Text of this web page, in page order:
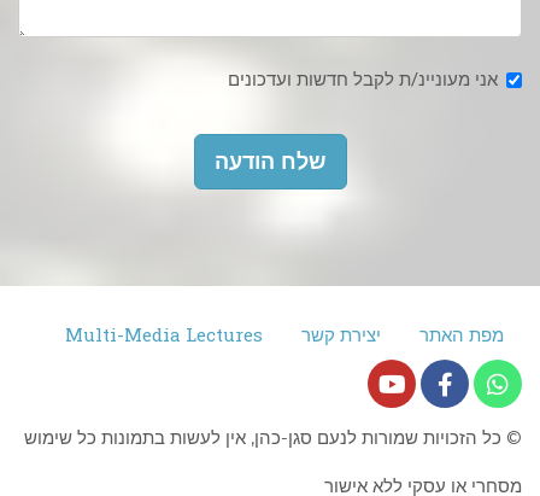
אני מעוניינ/ת לקבל חדשות ועדכונים
שלח הודעה
מפת האתר יצירת קשר Multi-Media Lectures
© כל הזכויות שמורות לנעם סגן-כהן, אין לעשות בתמונות כל שימוש
מסחרי או עסקי ללא אישור